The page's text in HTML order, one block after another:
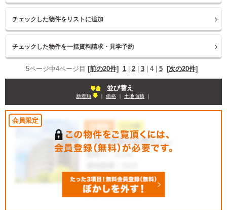
5ページ中4ページ目 [前の20件] 1| 2| 3| 4| 5 [次の20件]
並び替え
新着順 ｜ 価格 ｜ 土地面積 ｜